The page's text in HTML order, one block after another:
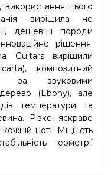
цього
вирішила не
дешевші породи
рішення.
Guitars вирішили
композитний
за звуковими
(Ebony), але
температури та
Різке, яскраве
ноті. Міцність
геометрії